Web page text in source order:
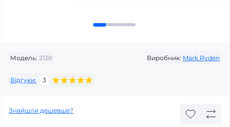
Модель: 2138 Виробник: Mark Ryden
Відгуки: 3
Знайшли дешевше?